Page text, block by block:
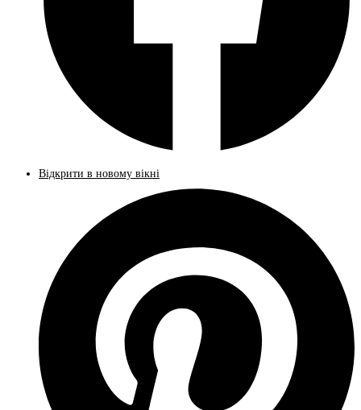
Відкрити в новому вікні